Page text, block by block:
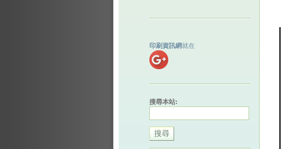
印刷資訊網就在
搜尋本站: